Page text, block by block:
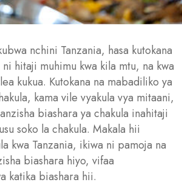
nchini Tanzania, hasa kutokana
hitaji muhimu kwa kila mtu, na kwa
kukua. Kutokana na mabadiliko ya
kama vile vyakula vya mitaani,
biashara ya chakula inahitaji
soko la chakula. Makala hii
kwa Tanzania, ikiwa ni pamoja na
biashara hiyo, vifaa
katika biashara hii.